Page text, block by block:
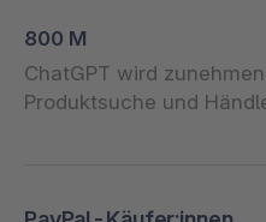
800 M
ChatGPT wird
Produktsuche und